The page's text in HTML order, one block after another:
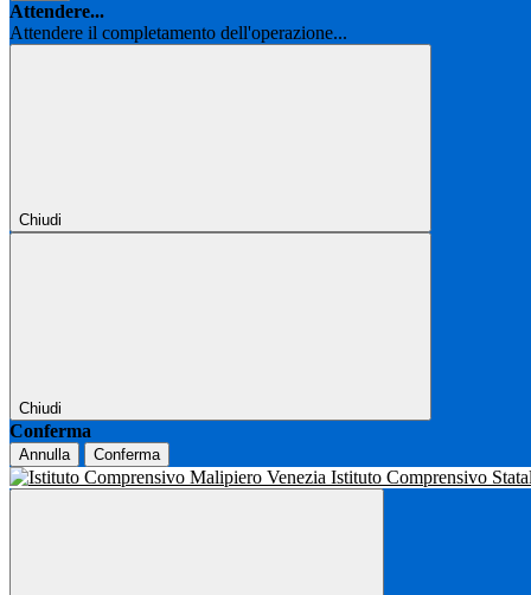
Attendere...
Attendere il completamento dell'operazione...
Chiudi
Chiudi
Conferma
Annulla Conferma
Istituto Comprensivo